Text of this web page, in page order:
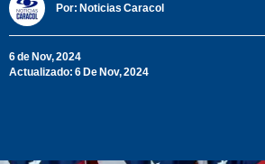
Por: Noticias Caracol
6 de Nov, 2024
Actualizado: 6 De Nov, 2024